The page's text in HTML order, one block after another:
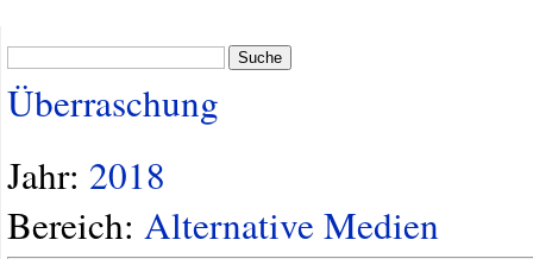
Suche
Überraschung
Jahr: 2018
Bereich: Alternative Medien